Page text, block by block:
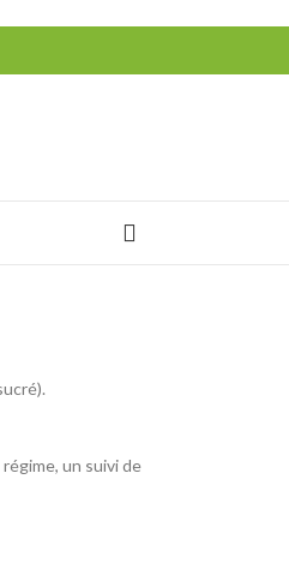
un suivi de